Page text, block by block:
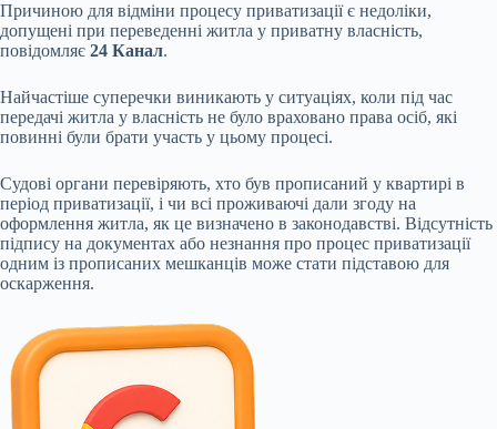
Причиною для відміни процесу приватизації є недоліки,
допущені при переведенні житла у приватну власність,
повідомляє 24 Канал.
Найчастіше суперечки виникають у ситуаціях, коли під час
передачі житла у власність не було враховано права осіб, які
повинні були брати участь у цьому процесі.
Судові органи перевіряють, хто був прописаний у квартирі в
період приватизації, і чи всі проживаючі дали згоду на
оформлення житла, як це визначено в законодавстві. Відсутність
підпису на документах або незнання про процес приватизації
одним із прописаних мешканців може стати підставою для
оскарження.